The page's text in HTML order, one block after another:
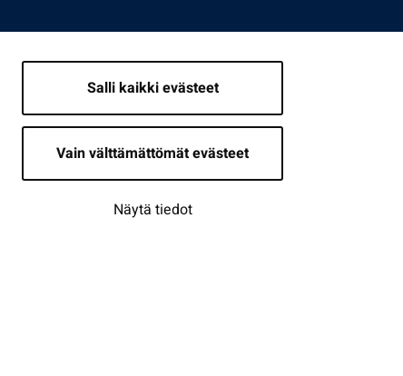
Salli kaikki evästeet
Vain välttämättömät evästeet
Näytä tiedot